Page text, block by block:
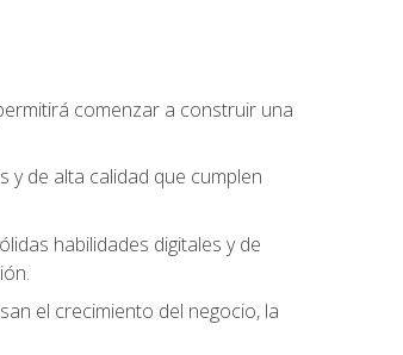
comenzar a construir una
y de alta calidad que cumplen
habilidades digitales y de
el crecimiento del negocio, la